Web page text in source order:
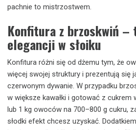
pachnie to mistrzostwem.
Konfitura z brzoskwiń –
elegancji w słoiku
Konfitura różni się od dżemu tym, że
więcej swojej struktury i prezentują się
czerwonym dywanie. W przypadku
w większe kawałki i gotować z cukrem
lub 1 kg owoców na 700–800 g cukru,
słodki efekt chcesz uzyskać.